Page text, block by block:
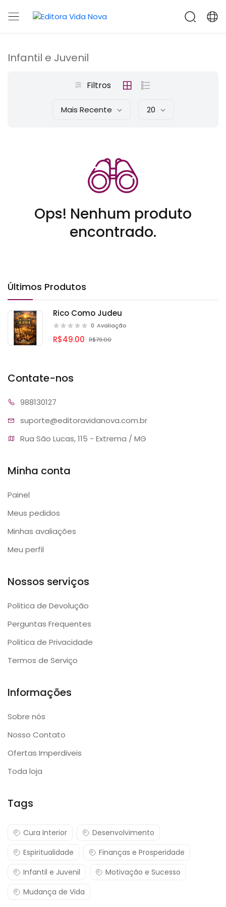
Últimos Produtos
Rico Como Judeu
0 Avaliação
R$49.00 R$79.00
Infantil e Juvenil
Filtros
Mais Recente 20
Ops! Nenhum produto
encontrado.
Contate-nos
988130127
suporte@editoravidanova.com.br
Rua São Lucas, 115 - Extrema / MG
Minha conta
Painel
Meus pedidos
Minhas avaliações
Meu perfil
Nossos serviços
Politica de Devolução
Perguntas Frequentes
Politica de Privacidade
Termos de Serviço
Informações
Sobre nós
Nosso Contato
Ofertas Imperdiveis
Toda loja
Tags
Cura Interior
Desenvolvimento
Espiritualidade
Finanças e Prosperidade
Infantil e Juvenil
Motivação e Sucesso
Mudança de Vida